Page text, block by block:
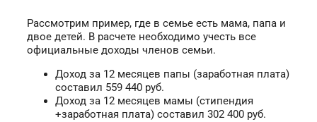
Рассмотрим пример, где в семье есть мама, папа и
двое детей. В расчете необходимо учесть все
официальные доходы членов семьи.
Доход за 12 месяцев папы (заработная плата)
составил 559 440 руб.
Доход за 12 месяцев мамы (стипендия
+заработная плата) составил 302 400 руб.